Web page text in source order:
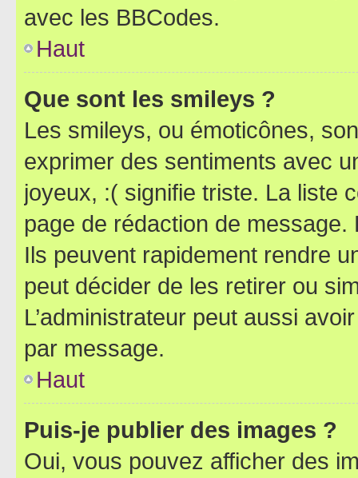
avec les BBCodes.
Haut
Que sont les smileys ?
Les smileys, ou émoticônes,
exprimer des sentiments avec
joyeux, :( signifie triste. La liste
page de rédaction de
Ils peuvent rapidement rendre
peut décider de les retirer ou
L’administrateur peut aussi
par message.
Haut
Puis-je publier des images ?
Oui, vous pouvez afficher des